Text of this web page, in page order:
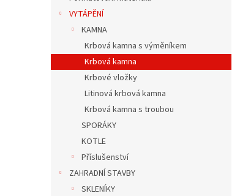
VYTÁPĚNÍ
KAMNA
Krbová kamna s výměníkem
Krbová kamna
Krbové vložky
Litinová krbová kamna
Krbová kamna s troubou
SPORÁKY
KOTLE
Příslušenství
ZAHRADNÍ STAVBY
SKLENÍKY